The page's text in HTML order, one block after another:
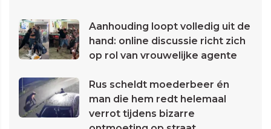
Aanhouding loopt volledig uit de
hand: online discussie richt zich
op rol van vrouwelijke agente
Rus scheldt moederbeer én
man die hem redt helemaal
verrot tijdens bizarre